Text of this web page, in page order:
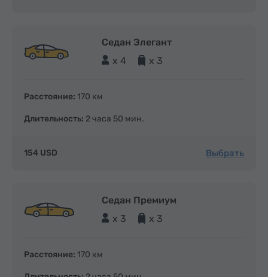
Седан Элегант
x 4
x 3
Расстояние: 170 км
Длительность: 2 часа 50 мин.
154 USD Выбрать
Седан Премиум
x 3
x 3
Расстояние: 170 км